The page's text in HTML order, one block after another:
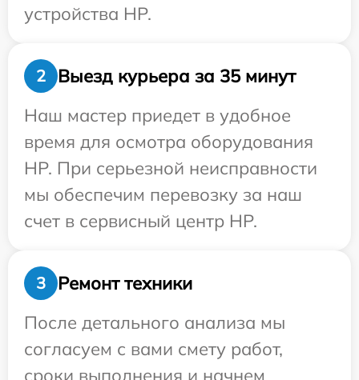
устройства HP.
2
Выезд курьера за 35 минут
Наш мастер приедет в удобное
время для осмотра оборудования
HP. При серьезной неисправности
мы обеспечим перевозку за наш
счет в сервисный центр HP.
3
Ремонт техники
После детального анализа мы
согласуем с вами смету работ,
сроки выполнения и начнем